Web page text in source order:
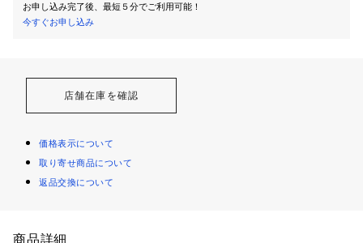
お申し込み完了後、最短５分でご利用可能！
今すぐお申し込み
店舗在庫を確認
価格表示について
取り寄せ商品について
返品交換について
商品詳細